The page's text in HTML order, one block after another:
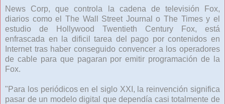
News Corp, que controla la cadena de televisión Fox,
diarios como el The Wall Street Journal o The Times y el
estudio de Hollywood Twentieth Century Fox, está
enfrascada en la dificil tarea del pago por contenidos en
Internet tras haber conseguido convencer a los operadores
de cable para que pagaran por emitir programación de la
Fox.
"Para los periódicos en el siglo XXI, la reinvención significa
pasar de un modelo digital que dependía casi totalmente de